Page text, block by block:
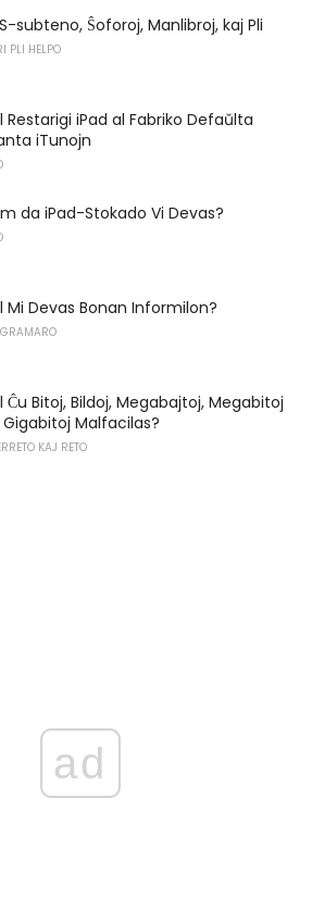
subteno, Ŝoforoj, Manlibroj, kaj Pli
PLI HELPO
Restarigi iPad al Fabriko Defaŭlta
iTunojn
da iPad-Stokado Vi Devas?
Mi Devas Bonan Informilon?
Ĉu Bitoj, Bildoj, Megabajtoj, Megabitoj
Gigabitoj Malfacilas?
KAJ RETO
ad